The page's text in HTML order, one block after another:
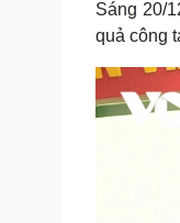
Tư vấn luật
Sức khỏe
Dinh
Sáng 20/
quả công